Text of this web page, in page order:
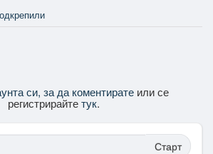
си, за да коментиратеили се
регистрирайтетук.
Старт